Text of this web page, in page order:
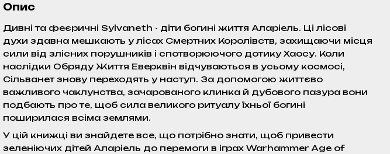
Опис
Дивні та феєричні Sylvaneth - діти богині життя Аларіель. Ці лісові
духи здавна мешкають у лісах Смертних Королівств, захищаючи місця
сили від злісних порушників і спотворюючого дотику Хаосу. Коли
наслідки Обряду Життя Еверквін відчуваються в усьому космосі,
Сільванет знову переходять у наступ. За допомогою життєво
важливого чаклунства, зачарованого клинка й дубового пазура вони
подбають про те, щоб сила великого ритуалу їхньої богині
поширилася всіма землями.
У цій книжці ви знайдете все, що потрібно знати, щоб привести
зеленіючих дітей Аларіель до перемоги в іграх Warhammer Age of